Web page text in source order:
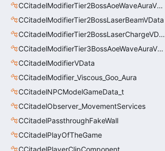
CCitadelModifierTier2BossAoeWaveAuraVData
CCitadelModifierTier2BossLaserBeamVData
CCitadelModifierTier2BossLaserChargeVData
CCitadelModifierTier3BossAoeWaveAuraVData
CCitadelModifierVData
CCitadelModifier_Viscous_Goo_Aura
CCitadelNPCModelGameData_t
CCitadelObserver_MovementServices
CCitadelPassthroughFakeWall
CCitadelPlayOfTheGame
CCitadelPlayerClipComponent